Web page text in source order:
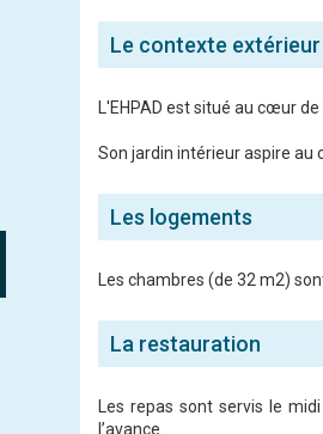
Le contexte
L'EHPAD est situé au cœur
Son jardin intérieur aspire au
Les logements
Les chambres (de 32 m2)
La restauration
Les repas sont servis le
l’avance.